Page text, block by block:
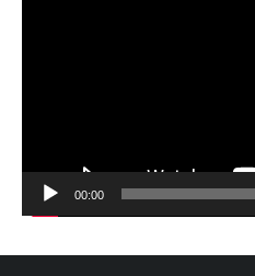
00:00